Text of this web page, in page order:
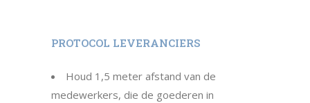
PROTOCOL LEVERANCIERS
Houd 1,5 meter afstand van de
medewerkers, die de goederen in